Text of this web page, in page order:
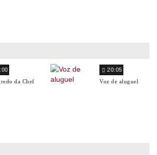
da Chef
20:05
Voz de aluguel